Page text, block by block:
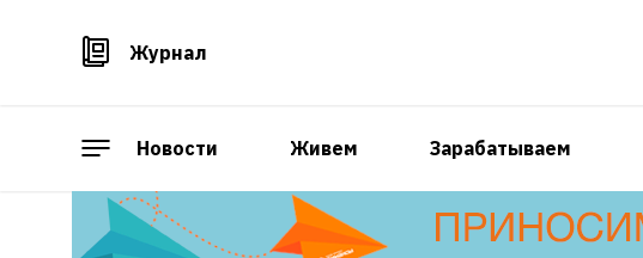
Журнал
Новости Живем Зарабатываем